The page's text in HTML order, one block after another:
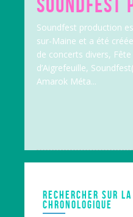
Soundfest production
sur-Maine et a été
de concerts divers,
d’Aigrefeuille,
Amarok Méta...
RECHERCHER SUR
CHRONOLOGIQUE